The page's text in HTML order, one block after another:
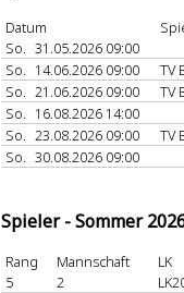
Datum
So. 31.05.2026 09:00
So. 14.06.2026 09:00
TV
So. 21.06.2026 09:00
TV
So. 16.08.2026 14:00
So. 23.08.2026 09:00
TV
So. 30.08.2026 09:00
Spieler - Sommer
Rang Mannschaft
LK
5
2